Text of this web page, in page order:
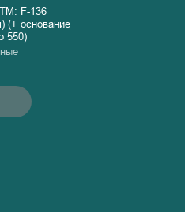
F-136
(+ основание
550)